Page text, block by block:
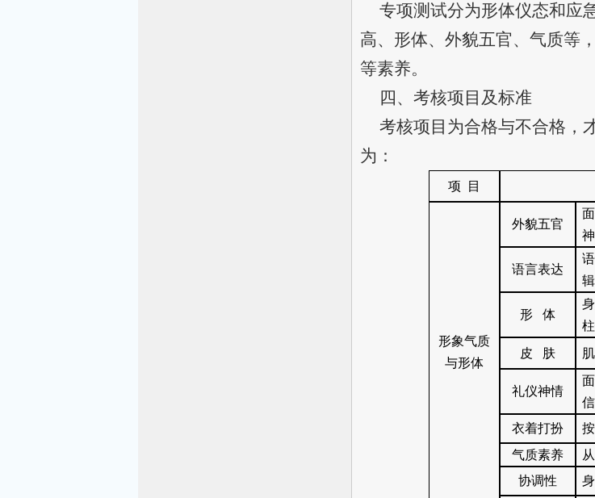
专项测试分为形体仪态和应
高、形体、外貌五官、气质等
等素养。
四、考核项目及标准
考核项目为合格与不合格，
为：
项 目
形象气质
与形体
外貌五官
语言表达
形 体
皮 肤
礼仪神情
信
衣着打扮
气质素养
协调性